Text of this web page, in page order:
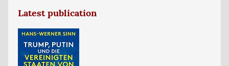
Latest publication